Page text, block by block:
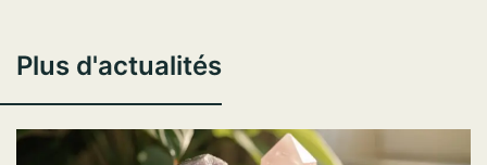
Plus d'actualités